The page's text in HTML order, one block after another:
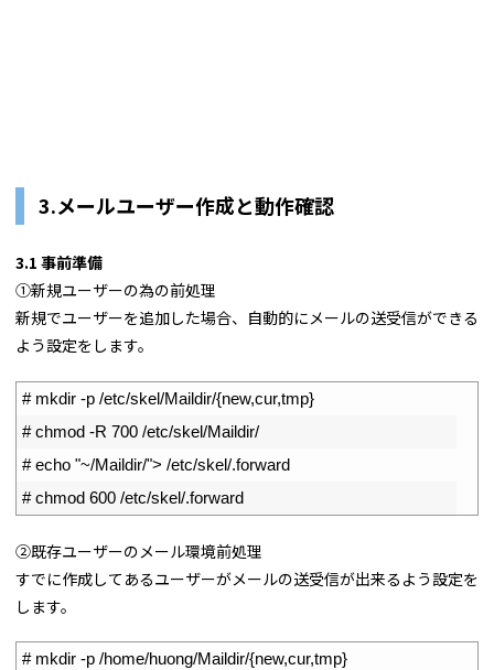
3.メールユーザー作成と動作確認
3.1 事前準備
①新規ユーザーの為の前処理
新規でユーザーを追加した場合、自動的にメールの送受信ができる
よう設定をします。
# mkdir -p /etc/skel/Maildir/{new,cur,tmp}
# chmod -R 700 /etc/skel/Maildir/
# echo "~/Maildir/"> /etc/skel/.forward
# chmod 600 /etc/skel/.forward
②既存ユーザーのメール環境前処理
すでに作成してあるユーザーがメールの送受信が出来るよう設定を
します。
# mkdir -p /home/huong/Maildir/{new,cur,tmp}